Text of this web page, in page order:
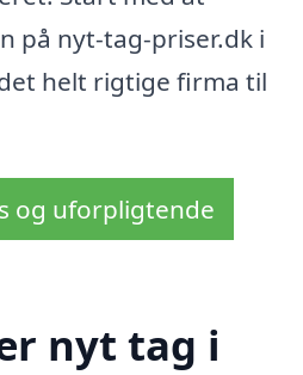
på nyt-tag-priser.dk i
helt rigtige firma til
og uforpligtende
nyt tag i